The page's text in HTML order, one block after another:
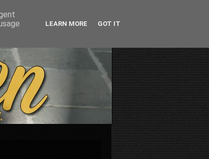
LEARN MORE GOT IT